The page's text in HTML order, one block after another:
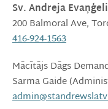
Sv. Andreja
200 Balmoral Ave,
416-924-1563
Mācītājs Dāgs
Sarma Gaide